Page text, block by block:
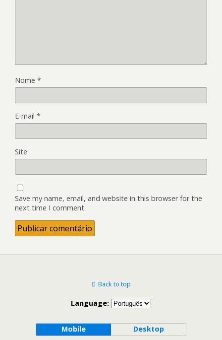
Nome *
E-mail *
Site
Save my name, email, and website in this browser for the
next time I comment.
Back to top
Language:
Mobile Desktop